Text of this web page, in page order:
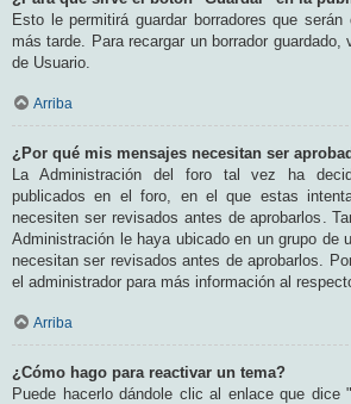
Esto le permitirá guardar borradores que
más tarde. Para recargar un borrador guardado,
de Usuario.
Arriba
¿Por qué mis mensajes necesitan ser
La Administración del foro tal vez ha
publicados en el foro, en el que estas
necesiten ser revisados antes de aprobarlos.
Administración le haya ubicado en un grupo de
necesitan ser revisados antes de aprobarlos.
el administrador para más información al
Arriba
¿Cómo hago para reactivar un tema?
Puede hacerlo dándole clic al enlace que dice